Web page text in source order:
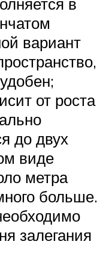
вариант
от роста
до двух
виде
метра
больше.
залегания